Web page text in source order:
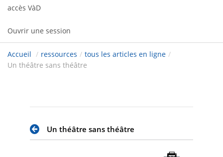
accès VàD
Ouvrir une session
Accueil / ressources / tous les articles en ligne /
Un théâtre sans théâtre
Un théâtre sans théâtre